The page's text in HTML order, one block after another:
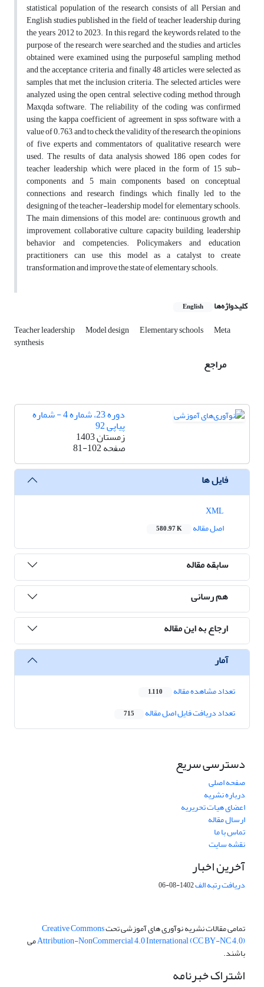
statistical population of the research consists of all Persian and
English studies published in the field of teacher leadership during
the years 2012 to 2023. In this regard, the keywords related to the
purpose of the research were searched and the studies and articles
obtained were examined using the purposeful sampling method
and the acceptance criteria, and finally 48 articles were selected as
samples that met the inclusion criteria. The selected articles were
analyzed using the open, central, selective coding method through
Maxqda software. The reliability of the coding was confirmed
using the kappa coefficient of agreement in spss software with a
value of 0.763, and to check the validity of the research, the opinions
of five experts and commentators of qualitative research were
used. The results of data analysis showed 186 open codes for
teacher leadership, which were placed in the form of 15 sub-
components and 5 main components based on conceptual
connections and research findings, which finally led to the
designing of the teacher-leadership model for elementary schools.
The main dimensions of this model are: continuous growth and
improvement, collaborative culture, capacity building, leadership
behavior and competencies. Policymakers and education
practitioners can use this model as a catalyst to create
transformation and improve the state of elementary schools.
کلیدواژه‌ها English
Teacher leadership Model design Elementary schools Meta
synthesis
مراجع
دوره 23، شماره 4 - شماره
پیاپی 92
زمستان 1403
صفحه81-102
فایل ها
اصل مقاله
580.97 K
سابقه مقاله
هم رسانی
ارجاع به این مقاله
آمار
تعداد مشاهده مقاله 1,110
تعداد دریافت فایل اصل مقاله 715
دسترسی سریع
صفحه اصلی
درباره نشریه
اعضای هیات تحریریه
ارسال مقاله
تماس با ما
نقشه سایت
آخرین اخبار
دریافت رتبه الف1402-08-06
تمامی مقالات نشریه نوآوری های آموزشی تحتCreative Commons
Attribution-NonCommercial 4.0 International (CC BY-NC 4.0)می
باشند.
اشتراک خبرنامه